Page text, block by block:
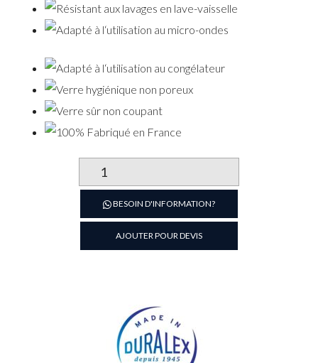
de
GOBELET
PICARDIE
TRANSPARENT
13CL
BESOIN D'INFORMATION?
AJOUTER POUR DEVIS